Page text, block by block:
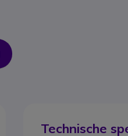
Technische